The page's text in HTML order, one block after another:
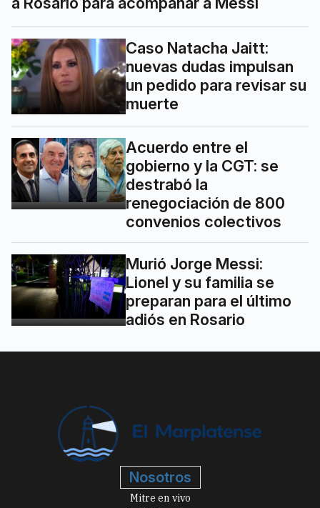
Caso Natacha Jaitt:
nuevas dudas impulsan
un pedido para revisar su
muerte
Acuerdo entre el
gobierno y la CGT: se
destrabó la
renegociación de 800
convenios colectivos
Murió Jorge Messi:
Lionel y su familia se
preparan para el último
adiós en Rosario
Nosotros
Mitre en vivo